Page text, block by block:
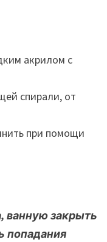
акрилом с
спирали, от
при помощи
ванную закрыть
попадания